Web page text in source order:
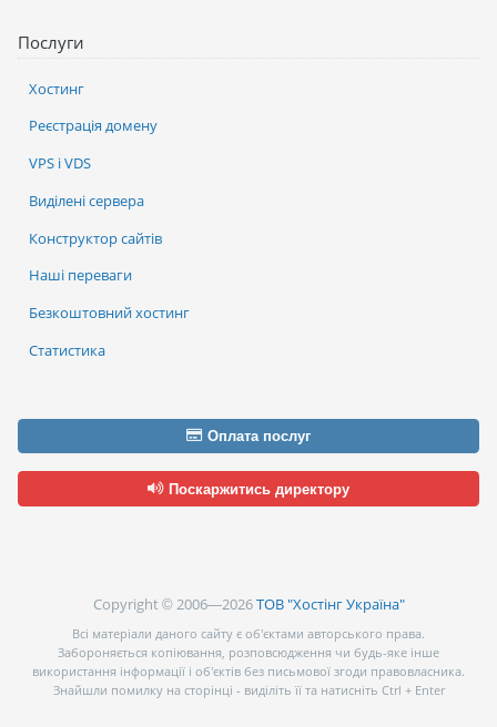
Послуги
Хостинг
Реєстрація домену
VPS і VDS
Виділені сервера
Конструктор сайтів
Наші переваги
Безкоштовний хостинг
Статистика
Оплата послуг
Поскаржитись директору
Copyright © 2006—2026ТОВ "Хостінг Україна"
Всі матеріали даного сайту є об’єктами авторського права.
Забороняється копіювання, розповсюдження чи будь-яке інше
використання інформації і об’єктів без письмової згоди правовласника.
Знайшли помилку на сторінці - виділіть її та натисніть Ctrl + Enter